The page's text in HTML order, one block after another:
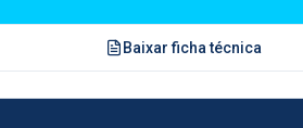
Baixar ficha técnica